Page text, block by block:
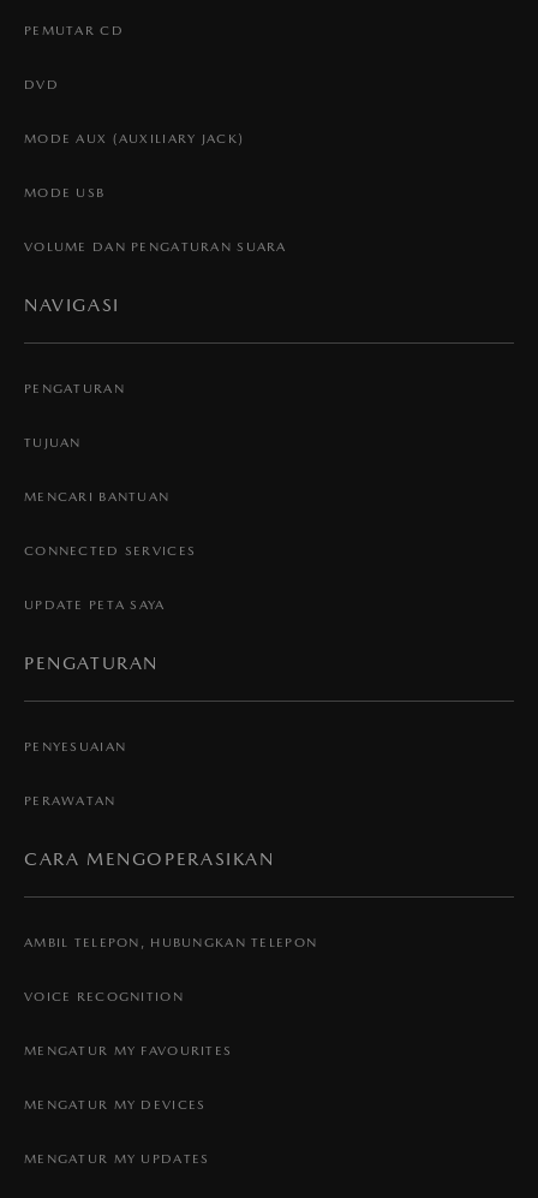
PEMUTAR CD
DVD
MODE AUX (AUXILIARY JACK)
MODE USB
VOLUME DAN PENGATURAN SUARA
NAVIGASI
PENGATURAN
TUJUAN
MENCARI BANTUAN
CONNECTED SERVICES
UPDATE PETA SAYA
PENGATURAN
PENYESUAIAN
PERAWATAN
CARA MENGOPERASIKAN
AMBIL TELEPON, HUBUNGKAN TELEPON
VOICE RECOGNITION
MENGATUR MY FAVOURITES
MENGATUR MY DEVICES
MENGATUR MY UPDATES